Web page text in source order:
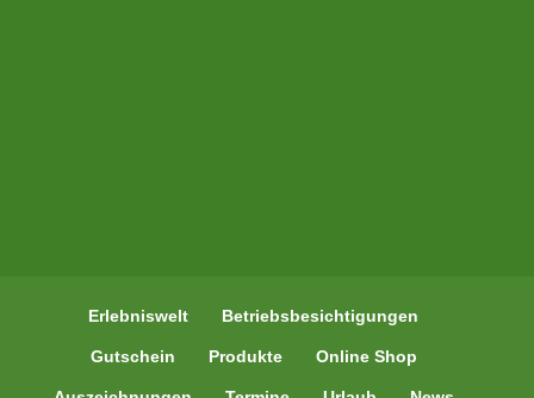
Erlebniswelt Betriebsbesichtigungen
Gutschein Produkte Online Shop